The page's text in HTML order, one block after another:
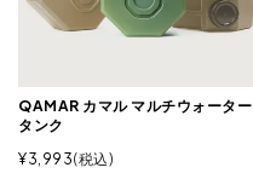
QAMAR カマル マルチウォーター
タンク
¥3,993 税込